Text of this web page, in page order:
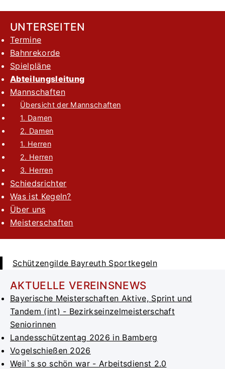
UNTERSEITEN
Termine
Bahnrekorde
Spielpläne
Abteilungsleitung
Mannschaften
Übersicht der Mannschaften
1. Damen
2. Damen
1. Herren
2. Herren
3. Herren
Schiedsrichter
Was ist Kegeln?
Über uns
Meisterschaften
Schützengilde Bayreuth Sportkegeln
AKTUELLE VEREINSNEWS
Bayerische Meisterschaften Aktive, Sprint und
Tandem (int) - Bezirkseinzelmeisterschaft
Seniorinnen
Landesschützentag 2026 in Bamberg
Vogelschießen 2026
Weil`s so schön war - Arbeitsdienst 2.0